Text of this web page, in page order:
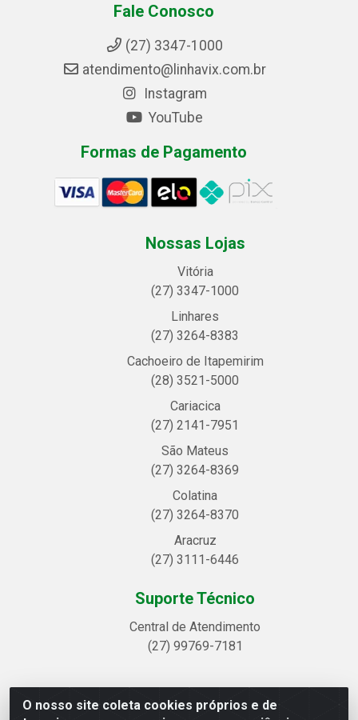
O nosso site coleta cookies próprios e de
Fale Conosco
(27) 3347-1000
atendimento@linhavix.com.br
Instagram
YouTube
Formas de Pagamento
Nossas Lojas
Vitória
(27) 3347-1000
Linhares
(27) 3264-8383
Cachoeiro de Itapemirim
(28) 3521-5000
Cariacica
(27) 2141-7951
São Mateus
(27) 3264-8369
Colatina
(27) 3264-8370
Aracruz
(27) 3111-6446
Suporte Técnico
Central de Atendimento
(27) 99769-7181
Linhavix Distribuidora LTDA - Avenida Alegre, 2521 -